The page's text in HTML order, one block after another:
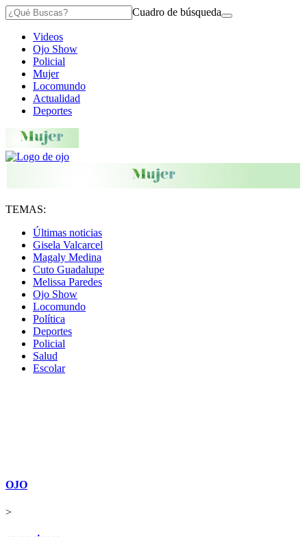
Cuadro de búsqueda
Videos
Ojo Show
Policial
Mujer
Locomundo
Actualidad
Deportes
TEMAS:
Últimas noticias
Gisela Valcarcel
Magaly Medina
Cuto Guadalupe
Melissa Paredes
Ojo Show
Locomundo
Política
Deportes
Policial
Salud
Escolar
OJO
>